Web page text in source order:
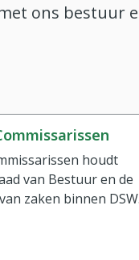
ons bestuur
houdt
van Bestuur en de
zaken binnen DSW.